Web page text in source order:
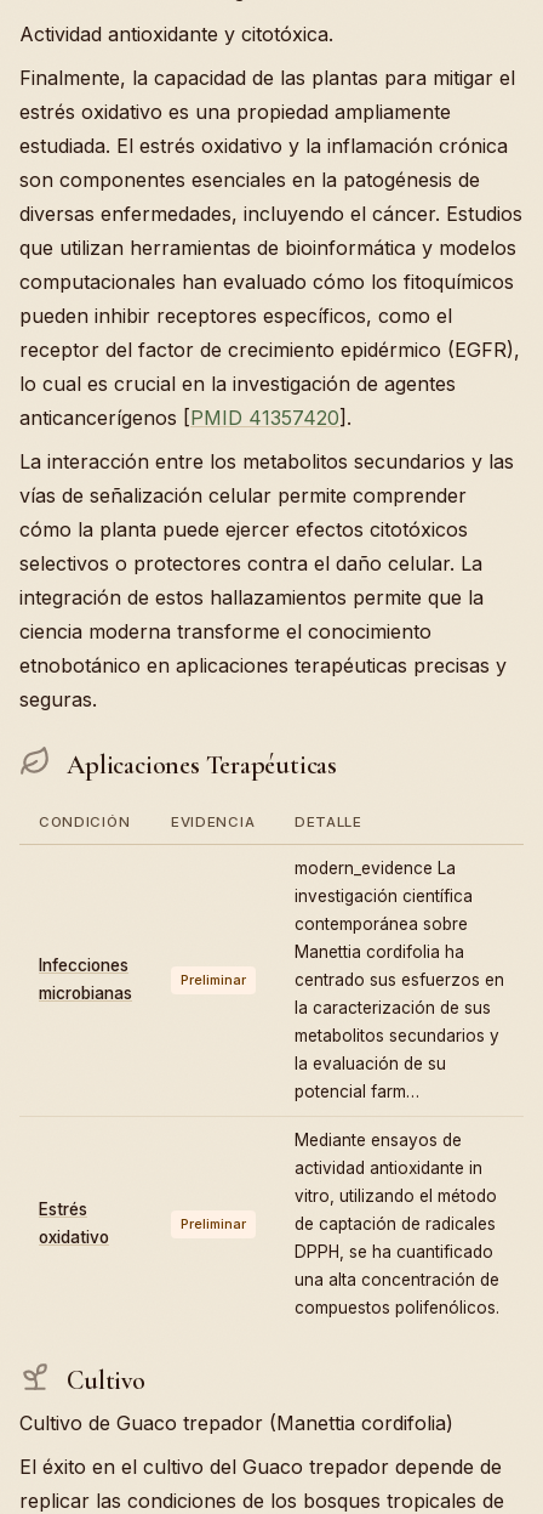
Actividad antioxidante y citotóxica.
Finalmente, la capacidad de las plantas para mitigar el
estrés oxidativo es una propiedad ampliamente
estudiada. El estrés oxidativo y la inflamación crónica
son componentes esenciales en la patogénesis de
diversas enfermedades, incluyendo el cáncer. Estudios
que utilizan herramientas de bioinformática y modelos
computacionales han evaluado cómo los fitoquímicos
pueden inhibir receptores específicos, como el
receptor del factor de crecimiento epidérmico (EGFR),
lo cual es crucial en la investigación de agentes
anticancerígenos [PMID 41357420].
La interacción entre los metabolitos secundarios y las
vías de señalización celular permite comprender
cómo la planta puede ejercer efectos citotóxicos
selectivos o protectores contra el daño celular. La
integración de estos hallazamientos permite que la
ciencia moderna transforme el conocimiento
etnobotánico en aplicaciones terapéuticas precisas y
seguras.
Aplicaciones Terapéuticas
CONDICIÓN EVIDENCIA DETALLE
Infecciones
microbianas
Preliminar
modern_evidence La
investigación científica
contemporánea sobre
Manettia cordifolia ha
centrado sus esfuerzos en
la caracterización de sus
metabolitos secundarios y
la evaluación de su
potencial farm…
Estrés
oxidativo
Preliminar
Mediante ensayos de
actividad antioxidante in
vitro, utilizando el método
de captación de radicales
DPPH, se ha cuantificado
una alta concentración de
compuestos polifenólicos.
Cultivo
Cultivo de Guaco trepador (Manettia cordifolia)
El éxito en el cultivo del Guaco trepador depende de
replicar las condiciones de los bosques tropicales de